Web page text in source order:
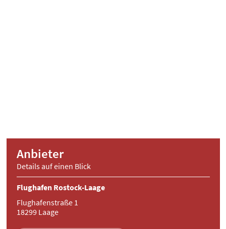
Anbieter
Details auf einen Blick
Flughafen Rostock-Laage
Flughafenstraße 1
18299 Laage